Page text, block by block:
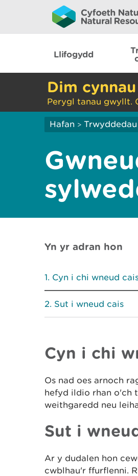
Llifogydd
Dim
Perygl tanau gwyllt.
Hafan >
Yn yr adran hon
Cyn i chi wneud
Sut i wneud cais
Cyn i chi
Os nad oes arnoch
hefyd ildio rhan o'ch
weithgaredd neu
Sut i
Ar y dudalen hon
cwblhau'r ffurflenni.